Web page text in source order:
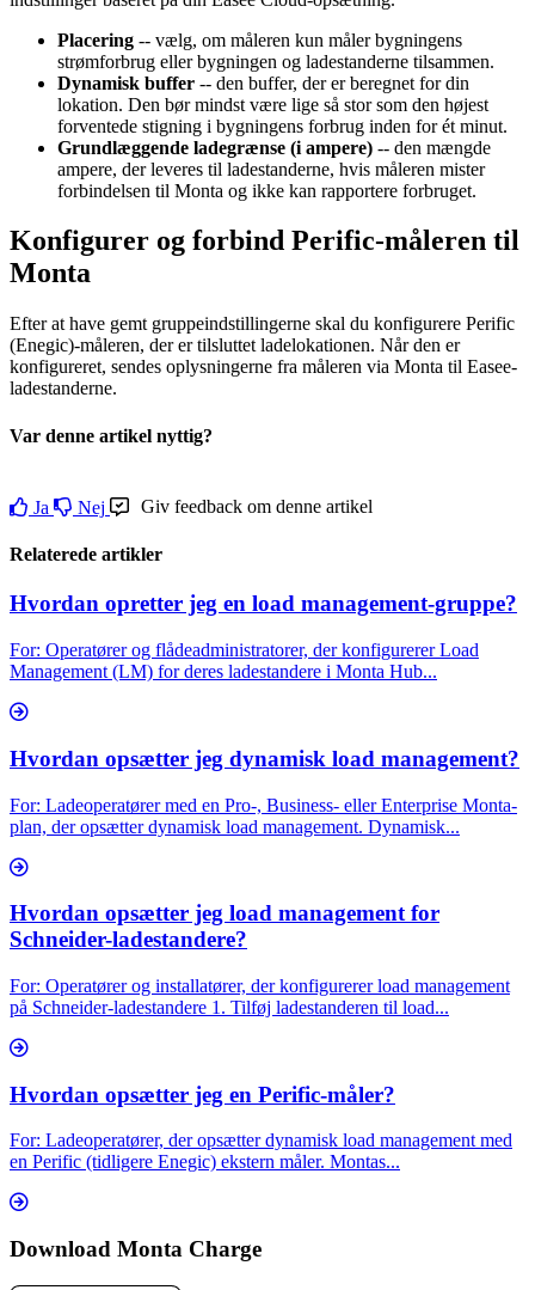
Placering -- vælg, om måleren kun måler bygningens
strømforbrug eller bygningen og ladestanderne tilsammen.
Dynamisk buffer -- den buffer, der er beregnet for din
lokation. Den bør mindst være lige så stor som den højest
forventede stigning i bygningens forbrug inden for ét minut.
Grundlæggende ladegrænse (i ampere) -- den mængde
ampere, der leveres til ladestanderne, hvis måleren mister
forbindelsen til Monta og ikke kan rapportere forbruget.
Konfigurer og forbind Perific-måleren til
Monta
Efter at have gemt gruppeindstillingerne skal du konfigurere Perific
(Enegic)-måleren, der er tilsluttet ladelokationen. Når den er
konfigureret, sendes oplysningerne fra måleren via Monta til Easee-
ladestanderne.
Var denne artikel nyttig?
Ja Nej Giv feedback om denne artikel
Relaterede artikler
Hvordan opretter jeg en load management-gruppe?
For: Operatører og flådeadministratorer, der konfigurerer Load
Management (LM) for deres ladestandere i Monta Hub...
Hvordan opsætter jeg dynamisk load management?
For: Ladeoperatører med en Pro-, Business- eller Enterprise Monta-
plan, der opsætter dynamisk load management. Dynamisk...
Hvordan opsætter jeg load management for
Schneider-ladestandere?
For: Operatører og installatører, der konfigurerer load management
på Schneider-ladestandere 1. Tilføj ladestanderen til load...
Hvordan opsætter jeg en Perific-måler?
For: Ladeoperatører, der opsætter dynamisk load management med
en Perific (tidligere Enegic) ekstern måler. Montas...
Download Monta Charge